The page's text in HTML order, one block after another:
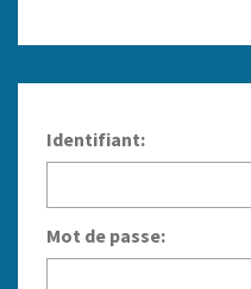
Identifiant:
Mot de passe: